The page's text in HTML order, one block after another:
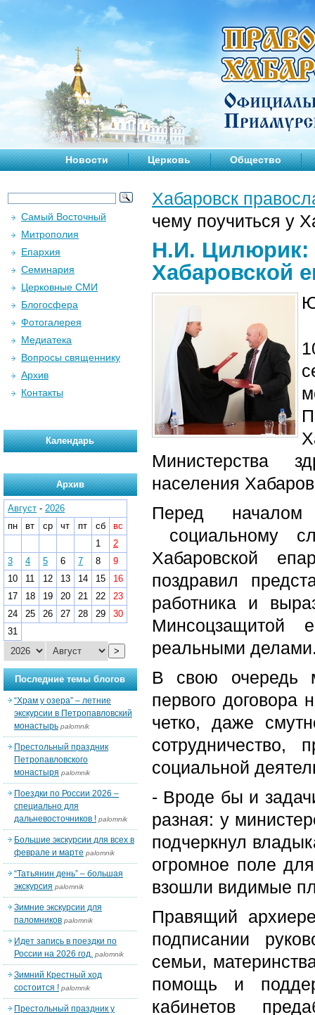
Новости Церковь Общество
Хабаровск
чему поучиться у
Н.И. Цилюрик:
Хабаровской
Министерства
населения
Перед началом
социальному
Хабаровской
поздравил
работника и
реальными
В свою очередь
первого договора
четко, даже
социальной
- Вроде бы и
разная: у
подчеркнул
огромное поле
взошли видимые
Правящий
подписании
семьи,
помощь и
кабинетов
Самый Восточный
Митрополия
Епархия
Семинария
Церковные СМИ
Блогосфера
Фотогалерея
Медиатека
Вопросы священнику
Архив
Контакты
Календарь
Архив
Август - 2026
пн
вт ср чт пт сб
вс
1
2
3
4 5 6 7 8
9
10
11 12 13 14 15
16
17
18 19 20 21 22
23
24
25 26 27 28 29
30
31
>
Последние темы блогов
“Храм у озера” – летние
экскурсии в Петропавловский
монастырь palomnik
Престольный праздник
Петропавловского
монастыря palomnik
Поездки по России 2026 –
специально для
дальневосточников ! palomnik
Большие экскурсии для всех в
феврале и марте palomnik
“Татьянин день” – большая
экскурсия palomnik
Зимние экскурсии для
паломников palomnik
Идет запись в поездки по
России на 2026 год. palomnik
Зимний Крестный ход
состоится ! palomnik
Престольный праздник у